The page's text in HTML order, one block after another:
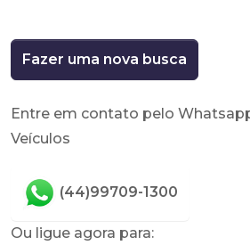
Fazer uma nova busca
Entre em contato pelo
Veículos
(44)99709-1300
Ou ligue agora para: